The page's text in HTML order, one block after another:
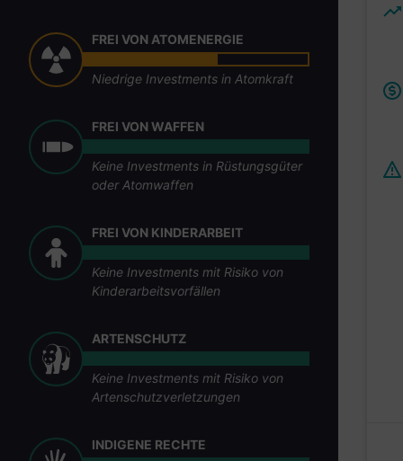
FREI VON ATOMENERGIE
Niedrige Investments in Atomkraft
FREI VON WAFFEN
Keine Investments in Rüstungsgüter
oder Atomwaffen
FREI VON KINDERARBEIT
Keine Investments mit Risiko von
Kinderarbeitsvorfällen
ARTENSCHUTZ
Keine Investments mit Risiko von
Artenschutzverletzungen
INDIGENE RECHTE